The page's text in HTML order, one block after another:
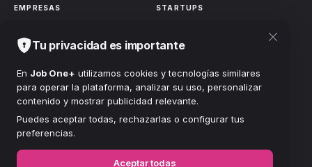
EMPRESAS
Publicar vacante
Centro anuncios
Buscar candidatos
Planes
STARTUPS
Grow
Scale soon
Accionistas soon
Clínicas soon
Salud Mental
Tu privacidad es importante
En Job One+ utilizamos cookies y tecnologías similares
para operar la plataforma, analizar su uso, personalizar
contenido y mostrar publicidad relevante.
Puedes aceptar todas, rechazarlas o configurar tus
preferencias.
Aceptar todas